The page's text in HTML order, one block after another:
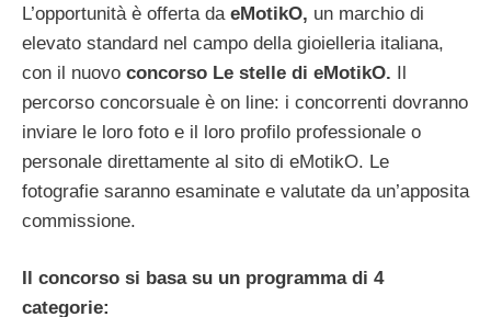
L’opportunità è offerta da eMotikO, un marchio di
elevato standard nel campo della gioielleria italiana,
con il nuovo concorso Le stelle di eMotikO. Il
percorso concorsuale è on line: i concorrenti dovranno
inviare le loro foto e il loro profilo professionale o
personale direttamente al sito di eMotikO. Le
fotografie saranno esaminate e valutate da un’apposita
commissione.
Il concorso si basa su un programma di 4
categorie: